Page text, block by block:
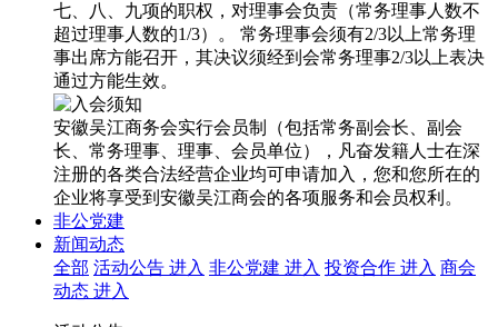
七、八、九项的职权，对理事会负责（常务理事人数不
超过理事人数的1/3）。 常务理事会须有2/3以上常务理
事出席方能召开，其决议须经到会常务理事2/3以上表决
通过方能生效。
安徽吴江商务会实行会员制（包括常务副会长、副会
长、常务理事、理事、会员单位），凡奋发籍人士在深
注册的各类合法经营企业均可申请加入，您和您所在的
企业将享受到安徽吴江商会的各项服务和会员权利。
非公党建
新闻动态
全部 活动公告 进入 非公党建 进入 投资合作 进入 商会
动态 进入